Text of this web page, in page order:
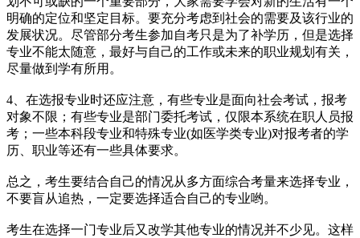
明确的定位和坚定目标。要充分考虑到社会的需要及该行业的
发展状况。尽管部分考生参加自考只是为了补学历，但是选择
专业不能太随意，最好与自己的工作或未来的职业规划有关，
尽量做到学有所用。
4、在选报专业时还应注意，有些专业是面向社会考试，报考
对象不限；有些专业是部门委托考试，仅限本系统在职人员报
考；一些本科段专业和特殊专业(如医学类专业)对报考者的学
历、职业等还有一些具体要求。
总之，考生要结合自己的情况从多方面综合考量来选择专业，
不要盲从追热，一定要选择适合自己的专业哟。
考生在选择一门专业后又改学其他专业的情况并不少见。这样